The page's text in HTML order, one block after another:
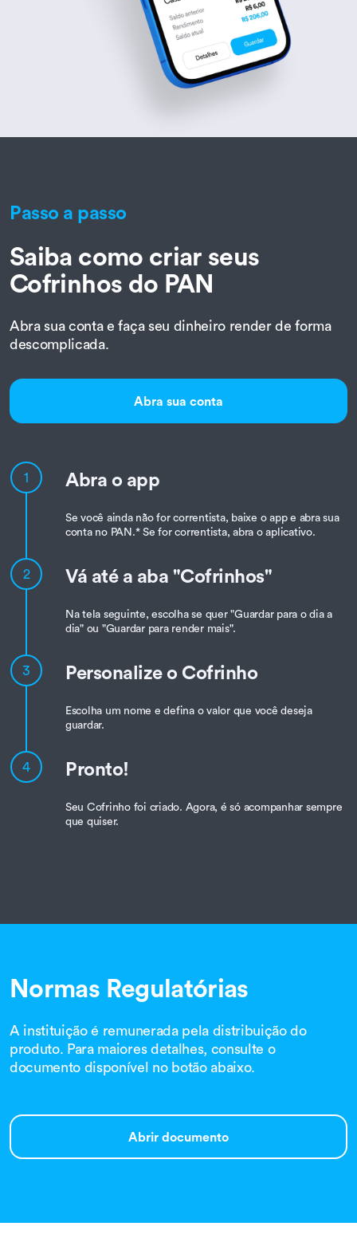
Passo a passo
Saiba como criar seus
Cofrinhos do PAN
Abra sua conta e faça seu dinheiro render de forma
descomplicada.
Abra sua conta
1 Abra o app
Se você ainda não for correntista, baixe o app e abra sua
conta no PAN.* Se for correntista, abra o aplicativo.
2 Vá até a aba "Cofrinhos"
Na tela seguinte, escolha se quer "Guardar para o dia a
dia" ou "Guardar para render mais".
3 Personalize o Cofrinho
Escolha um nome e defina o valor que você deseja
guardar.
4 Pronto!
Seu Cofrinho foi criado. Agora, é só acompanhar sempre
que quiser.
Normas Regulatórias
A instituição é remunerada pela distribuição do
produto. Para maiores detalhes, consulte o
documento disponível no botão abaixo.
Abrir documento